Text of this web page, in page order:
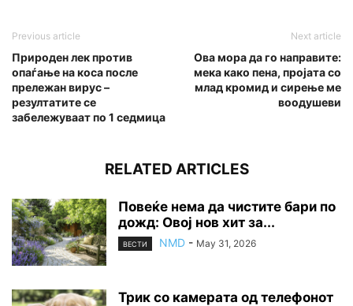
Previous article
Природен лек против
опаѓање на коса после
прележан вирус –
резултатите се
забележуваат по 1 седмица
Next article
Ова мора да го направите:
мека како пена, пројата со
млад кромид и сирење ме
воодушеви
RELATED ARTICLES
Повеќе нема да чистите бари по
дожд: Овој нов хит за...
ВЕСТИ NMD - May 31, 2026
Трик со камерата од телефонот